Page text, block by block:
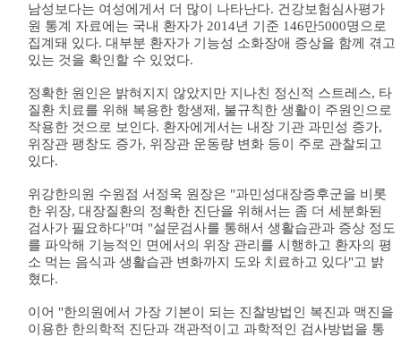
남성보다는 여성에게서 더 많이 나타난다. 건강보험심사평가
원 통계 자료에는 국내 환자가 2014년 기준 146만5000명으로
집계돼 있다. 대부분 환자가 기능성 소화장애 증상을 함께 겪고
있는 것을 확인할 수 있었다.
정확한 원인은 밝혀지지 않았지만 지나친 정신적 스트레스, 타
질환 치료를 위해 복용한 항생제, 불규칙한 생활이 주원인으로
작용한 것으로 보인다. 환자에게서는 내장 기관 과민성 증가,
위장관 팽창도 증가, 위장관 운동량 변화 등이 주로 관찰되고
있다.
위강한의원 수원점 서정욱 원장은 "과민성대장증후군을 비롯
한 위장, 대장질환의 정확한 진단을 위해서는 좀 더 세분화된
검사가 필요하다"며 "설문검사를 통해서 생활습관과 증상 정도
를 파악해 기능적인 면에서의 위장 관리를 시행하고 환자의 평
소 먹는 음식과 생활습관 변화까지 도와 치료하고 있다"고 밝
혔다.
이어 "한의원에서 가장 기본이 되는 진찰방법인 복진과 맥진을
이용한 한의학적 진단과 객관적이고 과학적인 검사방법을 통